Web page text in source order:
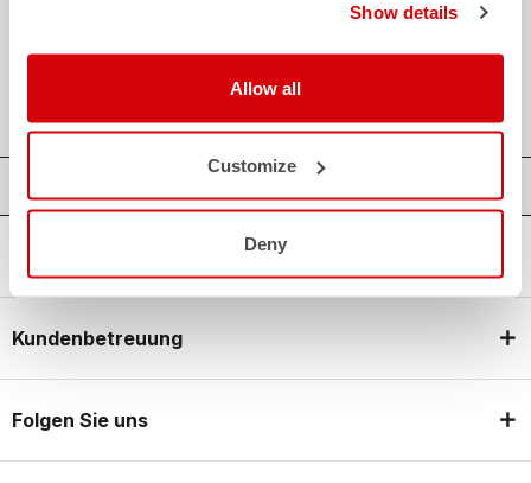
Show details
Allow all
Customize
Deny
local_shippingVERSAND IN 3/5 ARBEITSTAGEN
CASTELLI GARANTIE UND QUALITÄT
Kundenbetreuung
Folgen Sie uns